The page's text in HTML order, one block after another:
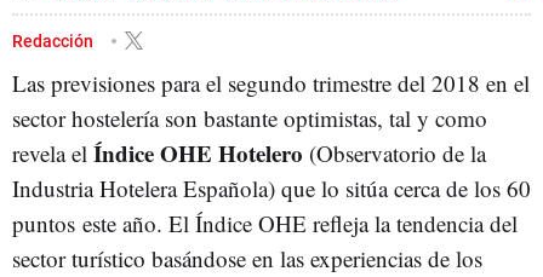
Redacción
Las previsiones para el segundo trimestre del 2018 en el
sector hostelería son bastante optimistas, tal y como
revela el Índice OHE Hotelero (Observatorio de la
Industria Hotelera Española) que lo sitúa cerca de los 60
puntos este año. El Índice OHE refleja la tendencia del
sector turístico basándose en las experiencias de los